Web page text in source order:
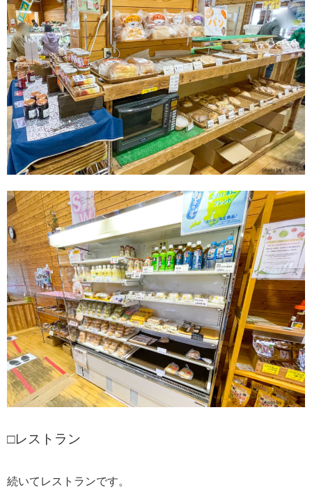
□レストラン
続いてレストランです。